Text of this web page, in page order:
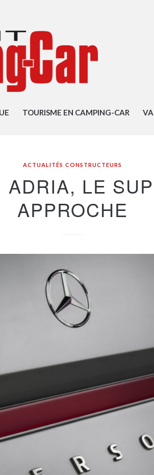
TOURISME EN CAMPING-CAR
ACTUALITÉS ,CONSTRUCTEURS
ADRIA, LE
APPROCHE